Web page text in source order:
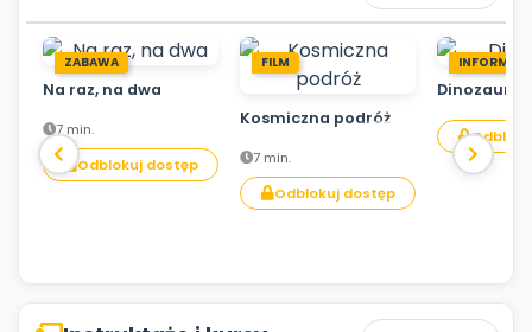
ZABAWA
Na raz, na dwa
7 min.
Odblokuj dostęp
FILM
Kosmiczna podróż
7 min.
Odblokuj dostęp
Dinozaury